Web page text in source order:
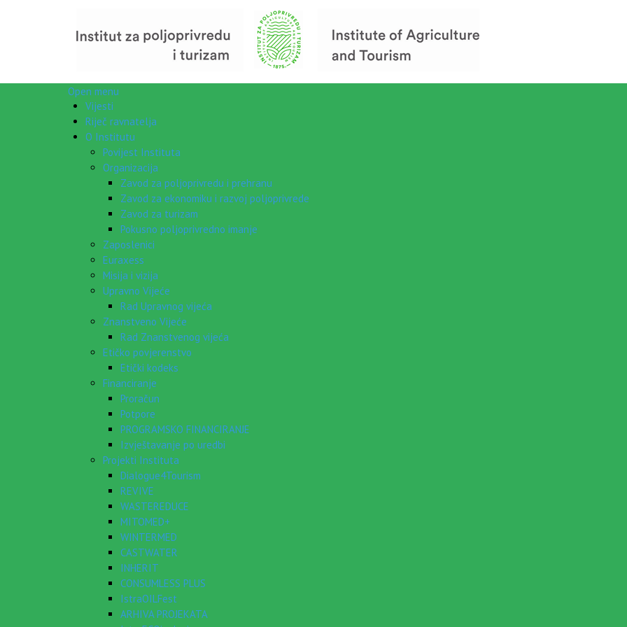
Open menu
Vijesti
Riječ ravnatelja
O Institutu
Povijest Instituta
Organizacija
Zavod za poljoprivredu i prehranu
Zavod za ekonomiku i razvoj poljoprivrede
Zavod za turizam
Pokusno poljoprivredno imanje
Zaposlenici
Euraxess
Misija i vizija
Upravno Vijeće
Rad Upravnog vijeća
Znanstveno Vijeće
Rad Znanstvenog vijeća
Etičko povjerenstvo
Etički kodeks
Financiranje
Proračun
Potpore
PROGRAMSKO FINANCIRANJE
Izvještavanje po uredbi
Projekti Instituta
Dialogue4Tourism
REVIVE
WASTEREDUCE
MITOMED+
WINTERMED
CASTWATER
INHERIT
CONSUMLESS PLUS
IstraOILFest
ARHIVA PROJEKATA